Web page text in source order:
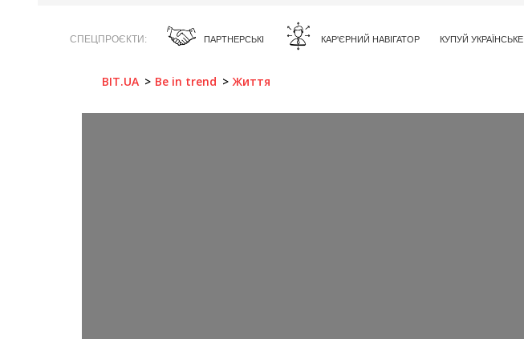
СПЕЦПРОЄКТИ ПАРТНЕРСЬКІ КАР'ЄРНИЙ НАВІГАТОР КУПУЙ УКРАЇНСЬКЕ
BIT.UA Be in trend Життя